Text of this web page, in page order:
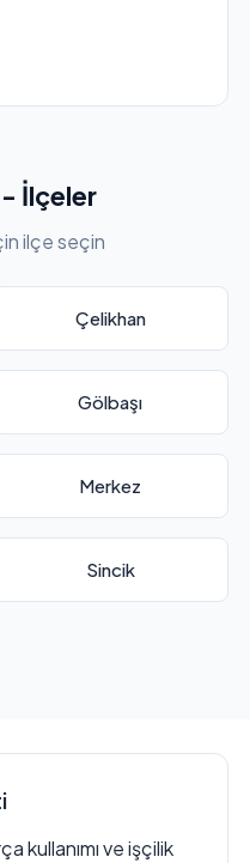
İlçeler
ilçe seçin
Çelikhan
Gölbaşı
Merkez
Sincik
kullanımı ve işçilik